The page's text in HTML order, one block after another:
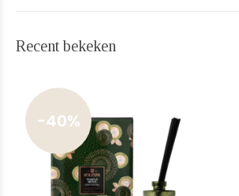
Recent bekeken
-40%